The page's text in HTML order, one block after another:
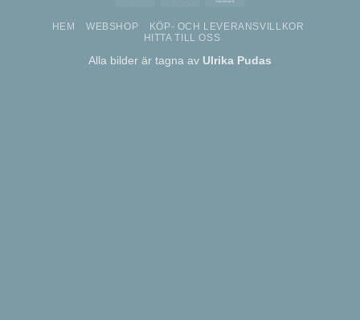
HEM WEBSHOP
KÖP- OCH LEVERANSVILLKOR
HITTA TILL OSS
Alla bilder är tagna av Ulrika Pudas